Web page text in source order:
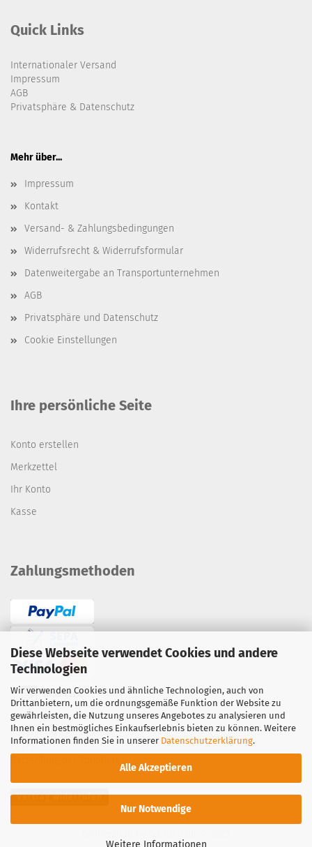
Diese Webseite verwendet Cookies und andere
Technologien
Wir verwenden Cookies und ähnliche Technologien, auch von
Drittanbietern, um die ordnungsgemäße Funktion der Website zu
gewährleisten, die Nutzung unseres Angebotes zu analysieren und
Ihnen ein bestmögliches Einkaufserlebnis bieten zu können. Weitere
Informationen finden Sie in unserer Datenschutzerklärung.
Alle Akzeptieren
Nur Notwendige
Weitere Informationen
Quick Links
Internationaler Versand
Impressum
AGB
Privatsphäre & Datenschutz
Mehr über...
Impressum
Kontakt
Versand- & Zahlungsbedingungen
Widerrufsrecht & Widerrufsformular
Datenweitergabe an Transportunternehmen
AGB
Privatsphäre und Datenschutz
Cookie Einstellungen
Ihre persönliche Seite
Konto erstellen
Merkzettel
Ihr Konto
Kasse
Zahlungsmethoden
Überweisung / Vorauskasse
Lastschrift·Kreditkarte
PayPal·
Vertrag widerrufen